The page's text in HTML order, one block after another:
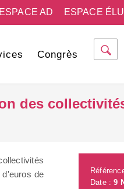
ESPACE
ESPACE AD
Congrès
des
d'euros de
Date :9